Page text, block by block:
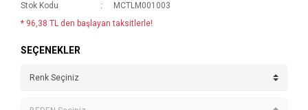
Stok Kodu
MCTLM001003
* 96,38 TL den başlayan taksitlerle!
SEÇENEKLER